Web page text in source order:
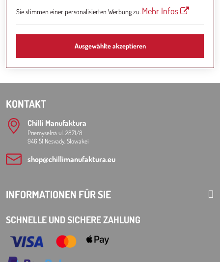
Sie stimmen einer personalisierten Werbung zu. Mehr Infos
Ausgewählte akzeptieren
KONTAKT
Chilli Manufaktura
Priemyselná ul. 2871/8
946 51 Nesvady, Slowakei
shop​@chillimanufaktura​.eu
INFORMATIONEN FÜR SIE
SCHNELLE UND SICHERE ZAHLUNG